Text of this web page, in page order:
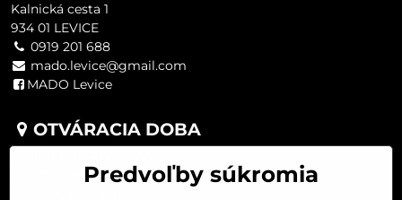
Kalnická cesta 1
934 01 LEVICE
0919 201 688
mado.levice@gmail.com
MADO Levice
OTVÁRACIA DOBA
UTOROK 8:00-16:00Predvoľby súkromia